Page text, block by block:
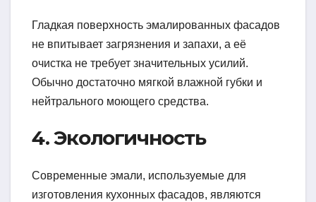
Гладкая поверхность эмалированных фасадов
не впитывает загрязнения и запахи, а её
очистка не требует значительных усилий.
Обычно достаточно мягкой влажной губки и
нейтрального моющего средства.
4. Экологичность
Современные эмали, используемые для
изготовления кухонных фасадов, являются